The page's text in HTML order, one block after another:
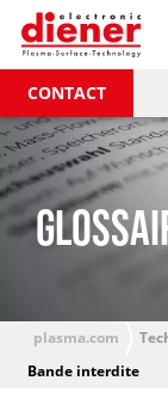
CONTACT
plasma.com
Bande interdite